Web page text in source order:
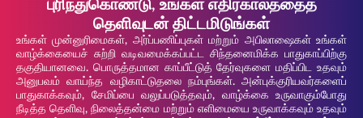
புரிந்துகொண்டு, உங்கள் எதிர்காலத்தைத்
தெளிவுடன் திட்டமிடுங்கள்
உங்கள் முன்னுரிமைகள், அர்ப்பணிப்புகள் மற்றும் அபிலாஷைகள் உங்கள்
வாழ்க்கையைச் சுற்றி வடிவமைக்கப்பட்ட சிந்தனைமிக்க பாதுகாப்பிற்கு
தகுதியானவை. பொருத்தமான காப்பீட்டுத் தேர்வுகளை மதிப்பிட உதவும்
அனுபவம் வாய்ந்த வழிகாட்டுதலை நம்புங்கள். அன்புக்குரியவர்களைப்
பாதுகாக்கவும், சேமிப்பை வலுப்படுத்தவும், வாழ்க்கை உருவாகும்போது
நீடித்த தெளிவு, நிலைத்தன்மை மற்றும் எளிமையை உருவாக்கவும் உதவும்